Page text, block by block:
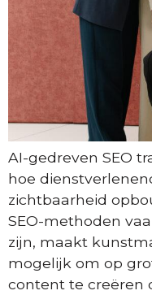
AI-gedreven SEO
hoe
zichtbaarheid
SEO-methoden
zijn, maakt
mogelijk om op
content te creëren